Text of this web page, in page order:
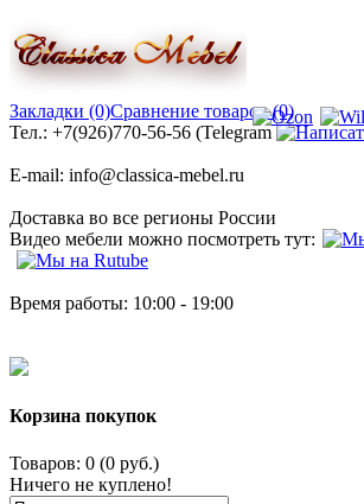
Закладки (0)Сравнение товаров (0)
Тел.: +7(926)770-56-56 (Telegram
E-mail: info@classica-mebel.ru
Доставка во все регионы России
Видео мебели можно посмотреть тут:
Время работы: 10:00 - 19:00
Корзина покупок
Товаров: 0 (0 руб.)
Ничего не куплено!